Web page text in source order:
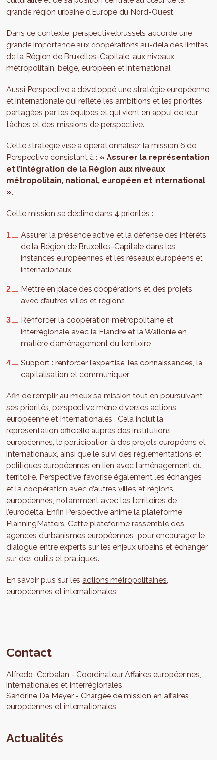
grande région urbaine d’Europe du Nord-Ouest.
Dans ce contexte, perspective.brussels accorde une
grande importance aux coopérations au-delà des limites
de la Région de Bruxelles-Capitale, aux niveaux
métropolitain, belge, européen et international.
Aussi Perspective a développé une stratégie européenne
et internationale qui reflète les ambitions et les priorités
partagées par les équipes et qui vient en appui de leur
tâches et des missions de perspective.
Cette stratégie vise à opérationnaliser la mission 6 de
Perspective consistant à : « Assurer la représentation
et l’intégration de la Région aux niveaux
métropolitain, national, européen et international
».
Cette mission se décline dans 4 priorités :
Assurer la présence active et la défense des intérêts
de la Région de Bruxelles-Capitale dans les
instances européennes et les réseaux européens et
internationaux
Mettre en place des coopérations et des projets
avec d’autres villes et régions
Renforcer la coopération métropolitaine et
interrégionale avec la Flandre et la Wallonie en
matière d’aménagement du territoire
Support : renforcer l’expertise, les connaissances, la
capitalisation et communiquer
Afin de remplir au mieux sa mission tout en poursuivant
ses priorités, perspective mène diverses actions
européenne et internationales . Cela inclut la
représentation officielle auprès des institutions
européennes, la participation à des projets européens et
internationaux, ainsi que le suivi des réglementations et
politiques européennes en lien avec l’aménagement du
territoire. Perspective favorise également les échanges
et la coopération avec d’autres villes et régions
européennes, notamment avec les territoires de
l’eurodelta. Enfin Perspective anime la plateforme
PlanningMatters. Cette plateforme rassemble des
agences d’urbanismes européennes pour encourager le
dialogue entre experts sur les enjeux urbains et échanger
sur des outils et pratiques.
En savoir plus sur les actions métropolitaines
européennes et internationales
Contact
Alfredo Corbalan
Coordinateur Affaires européennes,
internationales et interrégionales
Sandrine De Meyer
Chargée de mission en affaires
européennes et internationales
Actualités